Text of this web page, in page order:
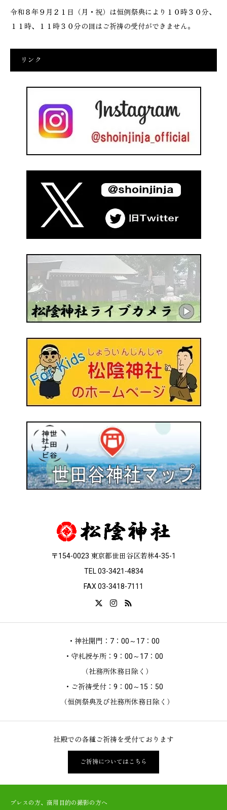
令和８年９月２１日（月・祝）は恒例祭典により１０時３０分、
１１時、１１時３０分の回はご祈祷の受付ができません。
リンク
〒154-0023 東京都世田谷区若林4-35-1
TEL 03-3421-4834
FAX 03-3418-7111
・神社開門：7：00～17：00
・守札授与所：9：00～17：00
（社務所休務日除く）
・ご祈祷受付：9：00～15：50
（恒例祭典及び社務所休務日除く）
社殿での各種ご祈祷を受付ております
ご祈祷についてはこちら
プレスの方、商用目的の撮影の方へ